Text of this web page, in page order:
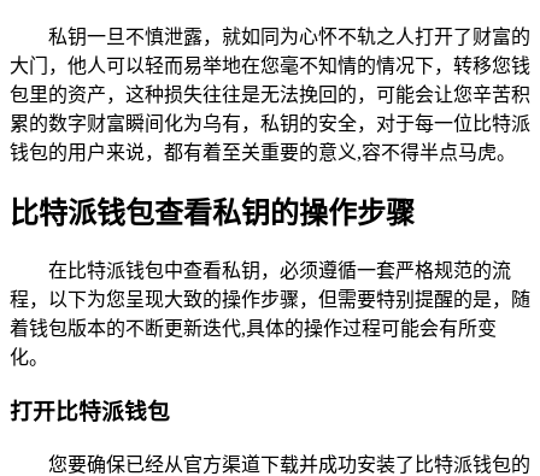
私钥一旦不慎泄露，就如同为心怀不轨之人打开了财富的
大门，他人可以轻而易举地在您毫不知情的情况下，转移您钱
包里的资产，这种损失往往是无法挽回的，可能会让您辛苦积
累的数字财富瞬间化为乌有，私钥的安全，对于每一位比特派
钱包的用户来说，都有着至关重要的意义,容不得半点马虎。
比特派钱包查看私钥的操作步骤
在比特派钱包中查看私钥，必须遵循一套严格规范的流
程，以下为您呈现大致的操作步骤，但需要特别提醒的是，随
着钱包版本的不断更新迭代,具体的操作过程可能会有所变
化。
打开比特派钱包
您要确保已经从官方渠道下载并成功安装了比特派钱包的